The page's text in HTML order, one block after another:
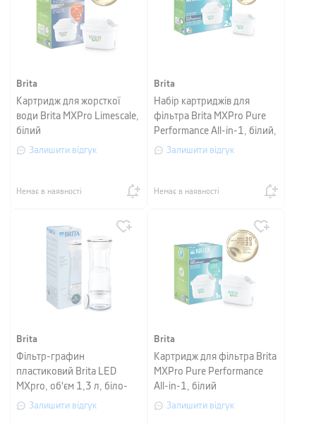
Brita
Картридж для жорсткої
води Brita MXPro Limescale,
білий
Залишити відгук
Немає в наявності
Brita
Набір картриджів для
фільтра Brita MXPro Pure
Performance All-in-1, білий,
2 штЗалишити відгук
Немає в наявності
Brita
Фільтр-графин
пластиковий Brita LED
MXpro, об'єм 1,3 л, біло-
графітовий
Залишити відгук
Brita
Картридж для фільтра Brita
MXPro Pure Performance
All-in-1, білий
Залишити відгук